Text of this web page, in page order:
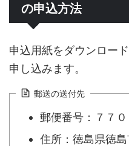
の申込方法
申込用紙をダウンロー
申し込みます。
郵送の送付先
郵便番号：７７０
住所：徳島県徳